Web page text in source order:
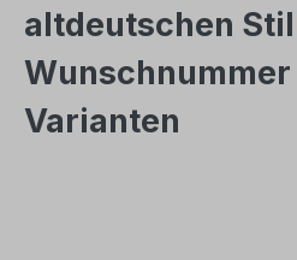
altdeutschen
Wunschnummer
Varianten